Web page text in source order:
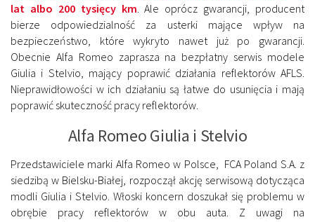
lat albo 200 tysięcy km . Ale oprócz gwarancji, producent
bierze odpowiedzialność za usterki mające wpływ na
bezpieczeństwo, które wykryto nawet już po gwarancji.
Obecnie Alfa Romeo zaprasza na bezpłatny serwis modele
Giulia i Stelvio, mający poprawić działania reflektorów AFLS.
Nieprawidłowości w ich działaniu są łatwe do usunięcia i mają
poprawić skuteczność pracy reflektorów.
Alfa Romeo Giulia i Stelvio
Przedstawiciele marki Alfa Romeo w Polsce, FCA Poland S.A. z
siedzibą w Bielsku-Białej, rozpoczął akcję serwisową dotycząca
modli Giulia i Stelvio. Włoski koncern doszukał się problemu w
obrębie pracy reflektorów w obu auta. Z uwagi na